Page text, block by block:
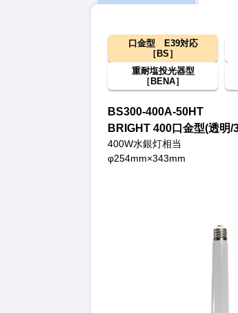
口金型 E39対応
［BS］
重耐塩投光器型
［BENA］
BS300-400A-50HT
BRIGHT 400口金型(透明/
400W水銀灯相当
φ254mm×343mm